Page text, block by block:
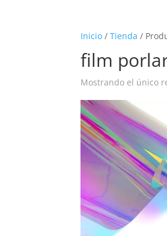
Inicio /Tienda /
film
Mostrando el único